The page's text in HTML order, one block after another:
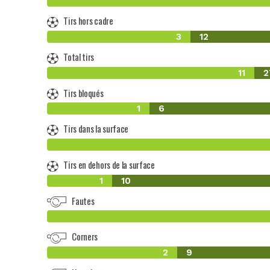
Tirs hors cadre
3 12
Total tirs
11
Tirs bloqués
1 6
Tirs dans la surface
Tirs en dehors de la surface
1 10
Fautes
Corners
2 9